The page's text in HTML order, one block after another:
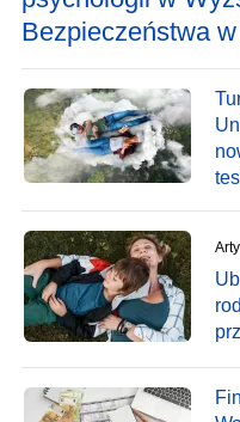
Bezpieczeństwa